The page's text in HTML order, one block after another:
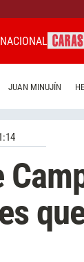
JUAN MINUJÍN